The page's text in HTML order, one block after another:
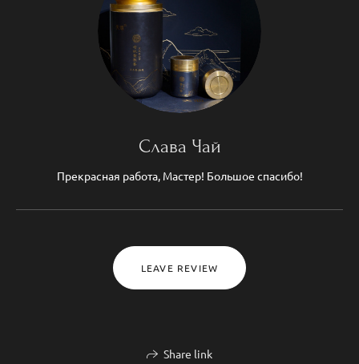
Слава Чай
Прекрасная работа, Мастер! Большое спасибо!
LEAVE REVIEW
Share link